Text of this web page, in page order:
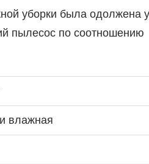
уборки была одолжена у
пылесос по соотношению
влажная